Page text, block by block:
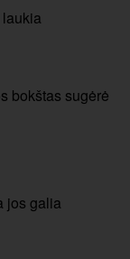
bokštas sugėrė
jos galia